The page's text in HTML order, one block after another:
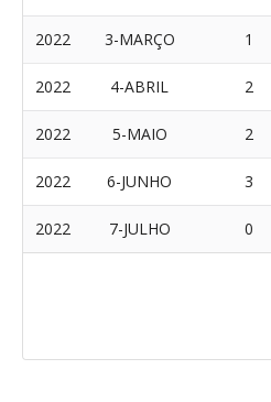
2022 3-MARÇO 1
2022 4-ABRIL 2
2022 5-MAIO 2
2022 6-JUNHO 3
2022 7-JULHO 0